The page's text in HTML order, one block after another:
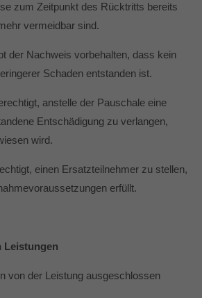
zum Zeitpunkt des Rücktritts bereits
vermeidbar sind.
der Nachweis vorbehalten, dass kein
Schaden entstanden ist.
anstelle der Pauschale eine
Entschädigung zu verlangen,
wird.
einen Ersatzteilnehmer zu stellen,
erfüllt.
Leistungen
von der Leistung ausgeschlossen